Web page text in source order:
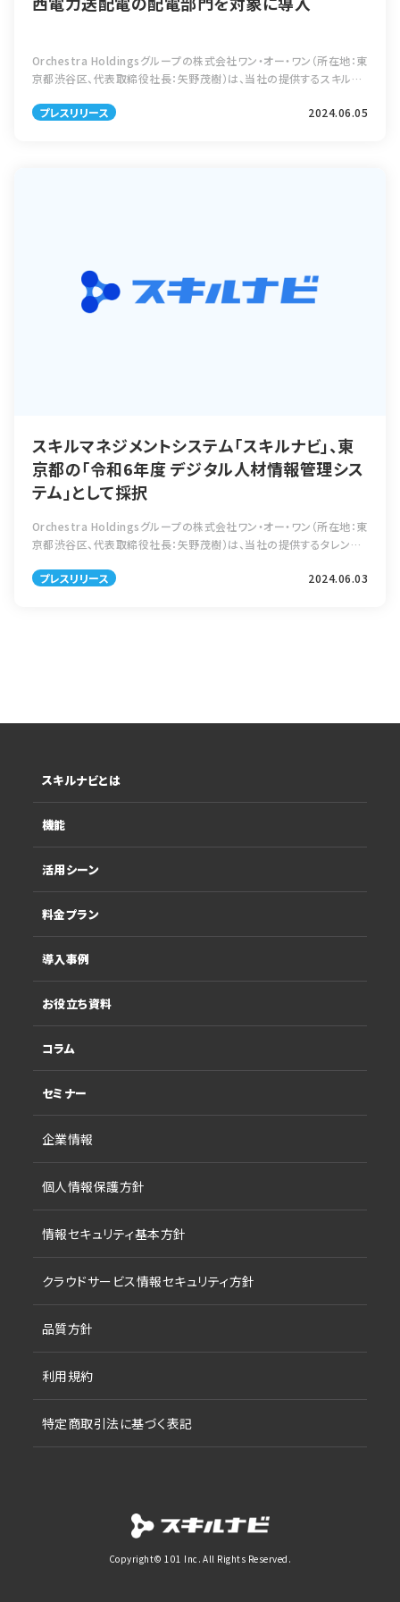
Orchestra Holdingsグループの株式会社ワン・オー・ワン（所在地：東
京都渋谷区、代表取締役社長：矢野茂樹）は、当社の提供するスキルマ
地：大阪府 […]
プレスリリース 2024.06.05
スキルマネジメントシステム「スキルナビ」、東
京都の「令和6年度 デジタル人材情報管理シス
テム」として採択
Orchestra Holdingsグループの株式会社ワン・オー・ワン（所在地：東
京都渋谷区、代表取締役社長：矢野茂樹）は、当社の提供するタレント
「令和 […]
プレスリリース 2024.06.03
スキルナビとは
機能
活用シーン
料金プラン
導入事例
お役立ち資料
コラム
セミナー
企業情報
個人情報保護方針
情報セキュリティ基本方針
クラウドサービス情報セキュリティ方針
品質方針
利用規約
特定商取引法に基づく表記
Copyright© 101 Inc. All Rights Reserved.